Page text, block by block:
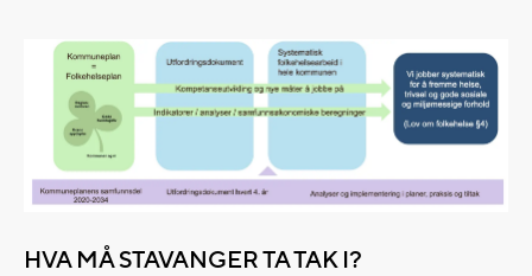
HVA MÅ STAVANGER TA TAK I?